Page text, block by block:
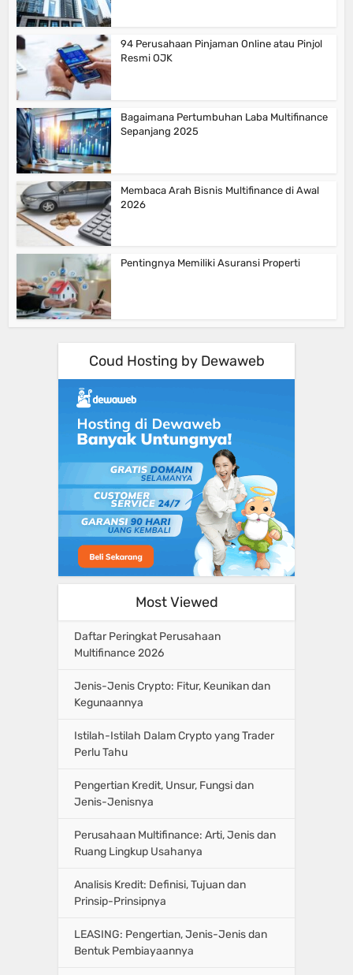
94 Perusahaan Pinjaman Online atau Pinjol
Resmi OJK
Bagaimana Pertumbuhan Laba Multifinance
Sepanjang 2025
Membaca Arah Bisnis Multifinance di Awal
2026
Pentingnya Memiliki Asuransi Properti
Coud Hosting by Dewaweb
Most Viewed
Daftar Peringkat Perusahaan
Multifinance 2026
Jenis-Jenis Crypto: Fitur, Keunikan dan
Kegunaannya
Istilah-Istilah Dalam Crypto yang Trader
Perlu Tahu
Pengertian Kredit, Unsur, Fungsi dan
Jenis-Jenisnya
Perusahaan Multifinance: Arti, Jenis dan
Ruang Lingkup Usahanya
Analisis Kredit: Definisi, Tujuan dan
Prinsip-Prinsipnya
LEASING: Pengertian, Jenis-Jenis dan
Bentuk Pembiayaannya